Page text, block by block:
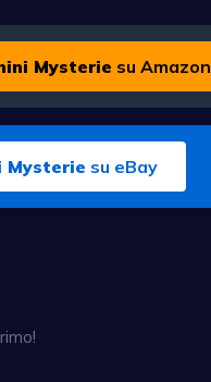
Mysterie su Amazon
Mysterie su eBay